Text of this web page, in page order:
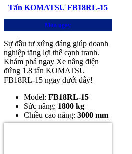
Tấn KOMATSU FB18RL-15
Mua ngay
Sự đầu tư xứng đáng giúp doanh
nghiệp tăng lợi thế cạnh tranh.
Khám phá ngay Xe nâng điện
đứng 1.8 tấn KOMATSU
FB18RL-15 ngay dưới đây!
Model: FB18RL-15
Sức nâng: 1800 kg
Chiều cao nâng: 3000 mm